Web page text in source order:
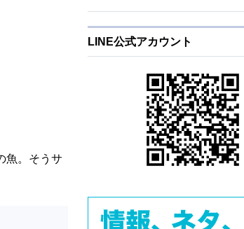
魚。そうサ
LINE公式アカウント